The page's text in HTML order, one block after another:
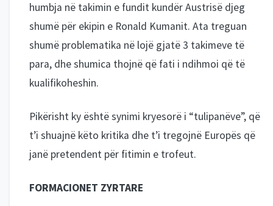
humbja në takimin e fundit kundër Austrisë djeg
shumë për ekipin e Ronald Kumanit. Ata treguan
shumë problematika në lojë gjatë 3 takimeve të
para, dhe shumica thojnë që fati i ndihmoi që të
kualifikoheshin.
Pikërisht ky është synimi kryesorë i “tulipanëve”, që
t’i shuajnë këto kritika dhe t’i tregojnë Europës që
janë pretendent për fitimin e trofeut.
FORMACIONET ZYRTARE